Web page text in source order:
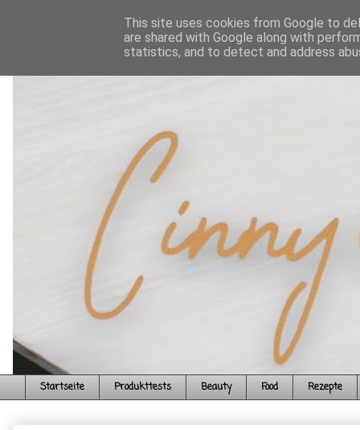
Startseite Produkttests Beauty Food Rezepte
This site uses cookies from Google to
are shared with Google along with
statistics, and to detect and address